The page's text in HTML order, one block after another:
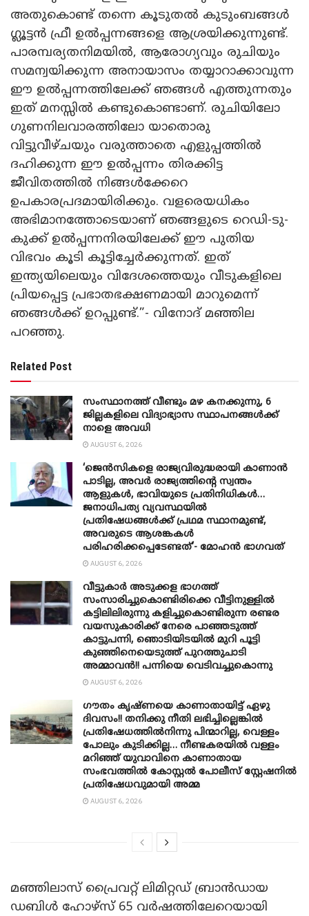
അതുകൊണ്ട് തന്നെ കൂടുതൽ കുടുംബങ്ങൾ
ഗ്ലൂട്ടൻ ഫ്രീ ഉൽപ്പന്നങ്ങളെ ആശ്രയിക്കുന്നുണ്ട്.
പാരമ്പര്യതനിമയിൽ, ആരോഗ്യവും രുചിയും
സമന്വയിക്കുന്ന അനായാസം തയ്യാറാക്കാവുന്ന
ഈ ഉൽപ്പന്നത്തിലേക്ക് ഞങ്ങൾ എത്തുന്നതും
ഇത് മനസ്സിൽ കണ്ടുകൊണ്ടാണ്. രുചിയിലോ
ഗുണനിലവാരത്തിലോ യാതൊരു
വിട്ടുവീഴ്ചയും വരുത്താതെ എളുപ്പത്തിൽ
ദഹിക്കുന്ന ഈ ഉൽപ്പന്നം തിരക്കിട്ട
ജീവിതത്തിൽ നിങ്ങൾക്കേറെ
ഉപകാരപ്രദമായിരിക്കും. വളരെയധികം
അഭിമാനത്തോടെയാണ് ഞങ്ങളുടെ റെഡി-ടു-
കുക്ക് ഉൽപ്പന്നനിരയിലേക്ക് ഈ പുതിയ
വിഭവം കൂടി കൂട്ടിച്ചേർക്കുന്നത്. ഇത്
ഇന്ത്യയിലെയും വിദേശത്തെയും വീടുകളിലെ
പ്രിയപ്പെട്ട പ്രഭാതഭക്ഷണമായി മാറുമെന്ന്
ഞങ്ങൾക്ക് ഉറപ്പുണ്ട്.”- വിനോദ് മഞ്ഞില
പറഞ്ഞു.
Related Post
സംസ്ഥാനത്ത് വീണ്ടും മഴ കനക്കുന്നു, 6
ജില്ലകളിലെ വിദ്യാഭ്യാസ സ്ഥാപനങ്ങൾക്ക്
നാളെ അവധി
AUGUST 6, 2026
‘ജെൻസികളെ രാജ്യവിരുദ്ധരായി കാണാൻ
പാടില്ല, അവർ രാജ്യത്തിന്റെ സ്വന്തം
ആളുകൾ, ഭാവിയുടെ പ്രതിനിധികൾ…
ജനാധിപത്യ വ്യവസ്ഥയിൽ
പ്രതിഷേധങ്ങൾക്ക് പ്രഥമ സ്ഥാനമുണ്ട്,
അവരുടെ ആശങ്കകൾ
പരിഹരിക്കപ്പെടേണ്ടത്’- മോഹൻ ഭാ​ഗവത്
AUGUST 6, 2026
വീട്ടുകാർ അ‌ടുക്കള ഭാ​ഗത്ത്
സംസാരിച്ചുകൊണ്ടിരിക്കെ വീട്ടിനുള്ളിൽ
കട്ടിലിലിരുന്നു കളിച്ചുകൊണ്ടിരുന്ന രണ്ടര
വയസുകാരിക്ക് നേരെ പാഞ്ഞടുത്ത്
കാട്ടുപന്നി, ‍ഞൊടിയി‌ടയിൽ മുറി പൂട്ടി
കുഞ്ഞിനെയെടുത്ത് പുറത്തുചാടി
അമ്മാവൻ!! പന്നിയെ വെടിവച്ചുകൊന്നു
AUGUST 6, 2026
ഗൗതം കൃഷ്ണയെ കാണാതായിട്ട് ഏഴു
ദിവസം!! തനിക്കു നീതി ലഭിച്ചില്ലെങ്കിൽ
പ്രതിഷേധത്തിൽനിന്നു പിന്മാറില്ല, വെള്ളം
പോലും കുടിക്കില്ല… നീണ്ടകരയിൽ വള്ളം
മറിഞ്ഞ് യുവാവിനെ കാണാതായ
സംഭവത്തിൽ കോസ്റ്റൽ പോലീസ് സ്റ്റേഷനിൽ
പ്രതിഷേധവുമായി അമ്മ
AUGUST 6, 2026
മഞ്ഞിലാസ് പ്രൈവറ്റ് ലിമിറ്റഡ് ബ്രാൻഡായ
ഡബിൾ ഹോഴ്‌സ് 65 വർഷത്തിലേറെയായി